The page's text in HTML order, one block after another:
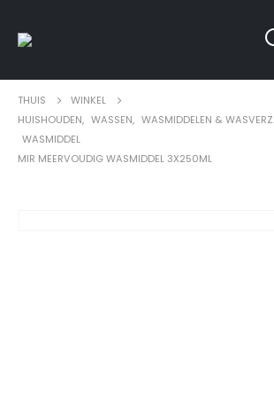
THUIS
WINKEL
HUISHOUDEN, WASSEN, WASMIDDELEN &
WASMIDDEL
MIR MEERVOUDIG WASMIDDEL 3X250ML